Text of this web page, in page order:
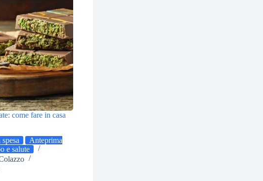
come fare in casa
Anteprima
e salute